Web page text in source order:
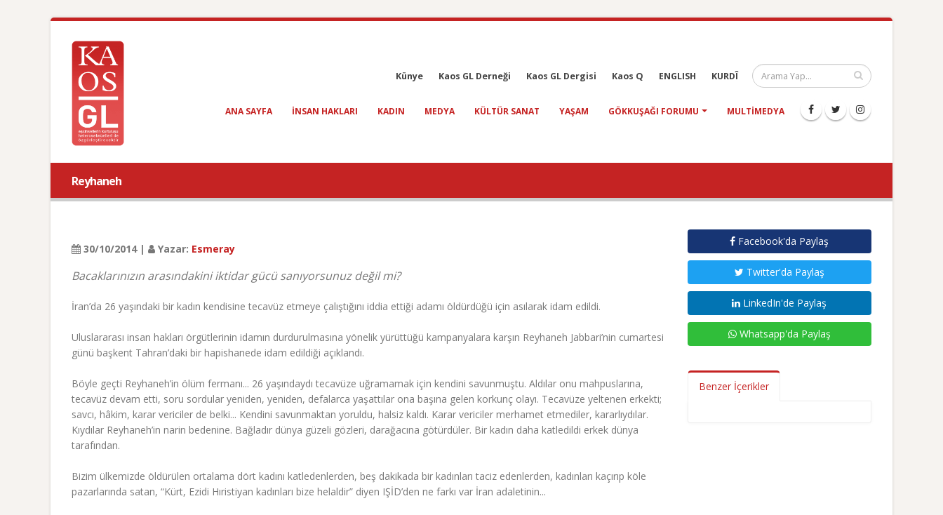
Künye Kaos GL Derneği Kaos GL Dergisi Kaos Q ENGLISH KURDÎ
ANA SAYFA INSAN HAKLARI KADIN MEDYA KÜLTÜR SANAT YAŞAM GÖKKUŞAĞI FORUMU MULTIMEDYA
Reyhaneh
30/10/2014 | Yazar: Esmeray
Bacaklarınızın arasındakini iktidar gücü sanıyorsunuz değil mi?
İran’da 26 yaşındaki bir kadın kendisine tecavüz etmeye çalıştığını iddia ettiği adamı öldürdüğü için asılarak idam edildi.
Uluslararası insan hakları örgütlerinin idamın durdurulmasına yönelik yürüttüğü kampanyalara karşın Reyhaneh Jabbari’nin cumartesi
günü başkent Tahran’daki bir hapishanede idam edildiği açıklandı.
Böyle geçti Reyhaneh’in ölüm fermanı... 26 yaşındaydı tecavüze uğramamak için kendini savunmuştu. Aldılar onu mahpuslarına,
tecavüz devam etti, soru sordular yeniden, yeniden, defalarca yaşattılar ona başına gelen korkunç olayı. Tecavüze yeltenen erkekti;
savcı, hâkim, karar vericiler de belki... Kendini savunmaktan yoruldu, halsiz kaldı. Karar vericiler merhamet etmediler, kararlıydılar.
Kıydılar Reyhaneh’in narin bedenine. Bağladır dünya güzeli gözleri, darağacına götürdüler. Bir kadın daha katledildi erkek dünya
tarafından.
Bizim ülkemizde öldürülen ortalama dört kadını katledenlerden, beş dakikada bir kadınları taciz edenlerden, kadınları kaçırıp köle
pazarlarında satan, “Kürt, Ezidi Hıristiyan kadınları bize helaldir” diyen IŞİD’den ne farkı var İran adaletinin...
Facebook'da Paylaş
Twitter'da Paylaş
LinkedIn'de Paylaş
Whatsapp'da Paylaş
Benzer İçerikler